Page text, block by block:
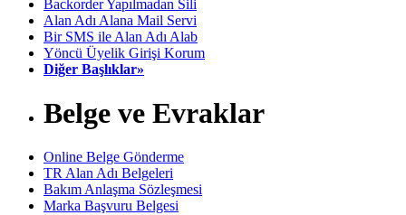
Backorder Yapılmadan Sili
Alan Adı Alana Mail Servi
Bir SMS ile Alan Adı Alab
Yöncü Üyelik Girişi Korum
Diğer Başlıklar»
Belge ve Evraklar
Online Belge Gönderme
TR Alan Adı Belgeleri
Bakım Anlaşma Sözleşmesi
Marka Başvuru Belgesi